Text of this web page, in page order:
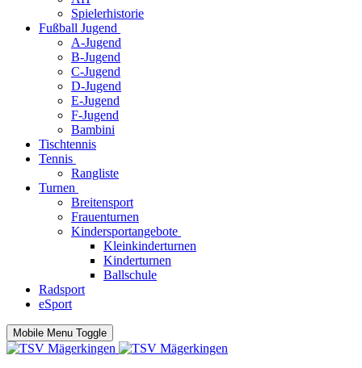
Spielerhistorie
Fußball Jugend
A-Jugend
B-Jugend
C-Jugend
D-Jugend
E-Jugend
F-Jugend
Bambini
Tischtennis
Tennis
Rangliste
Turnen
Breitensport
Frauenturnen
Kindersportangebote
Kleinkinderturnen
Kinderturnen
Ballschule
Radsport
eSport
Mobile Menu Toggle